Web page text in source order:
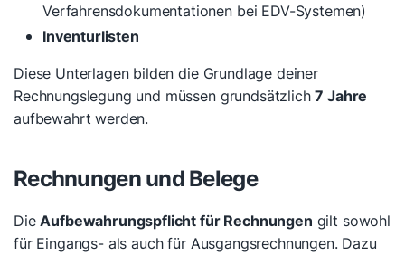
Verfahrensdokumentationen bei EDV-Systemen)
Inventurlisten
Diese Unterlagen bilden die Grundlage deiner
Rechnungslegung und müssen grundsätzlich7 Jahre
aufbewahrt werden.
Rechnungen und Belege
DieAufbewahrungspflicht für Rechnungen gilt sowohl
für Eingangs- als auch für Ausgangsrechnungen. Dazu